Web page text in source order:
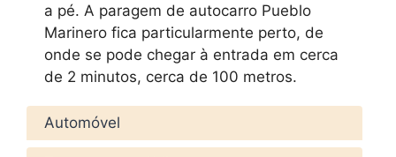
a pé. A paragem de autocarro Pueblo
Marinero fica particularmente perto, de
onde se pode chegar à entrada em cerca
de 2 minutos, cerca de 100 metros.
Automóvel